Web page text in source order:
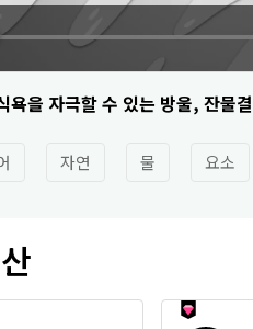
욕을 자극할 수 있는 방울, 잔물
자연 물 요소